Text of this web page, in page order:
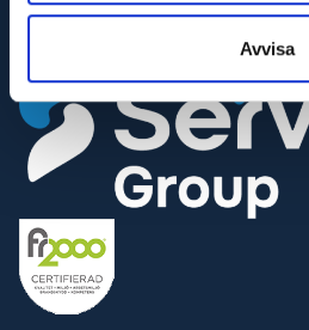
Avvisa
Helgfria vardagar 07:30-16:30